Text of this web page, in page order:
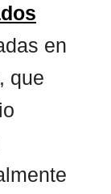
en
que